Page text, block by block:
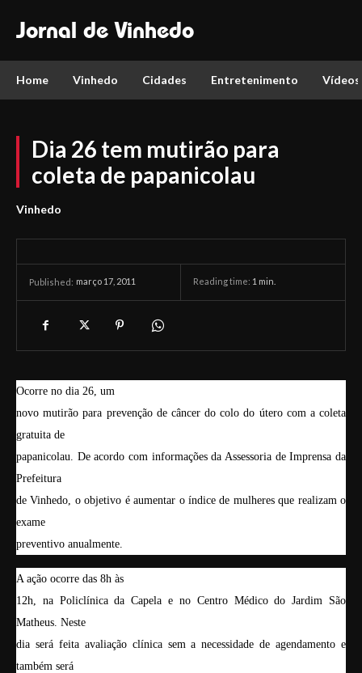
Jornal de Vinhedo
Home Vinhedo Cidades Entretenimento Vídeos
Dia 26 tem mutirão para
coleta de papanicolau
Vinhedo
Published: março 17, 2011 Reading time: 1 min.
Ocorre no dia 26, um
novo mutirão para prevenção de câncer do colo do útero com a coleta
gratuita de
papanicolau. De acordo com informações da Assessoria de Imprensa da
Prefeitura
de Vinhedo, o objetivo é aumentar o índice de mulheres que realizam o
exame
preventivo anualmente.
A ação ocorre das 8h às
12h, na Policlínica da Capela e no Centro Médico do Jardim São
Matheus. Neste
dia será feita avaliação clínica sem a necessidade de agendamento e
também será